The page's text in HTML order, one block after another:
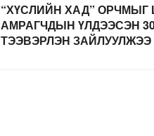
“ХҮСЛИЙН ХАД” ОРЧМЫГ
АМРАГЧДЫН ҮЛДЭЭСЭН
ТЭЭВЭРЛЭН ЗАЙЛУУЛЖЭЭ